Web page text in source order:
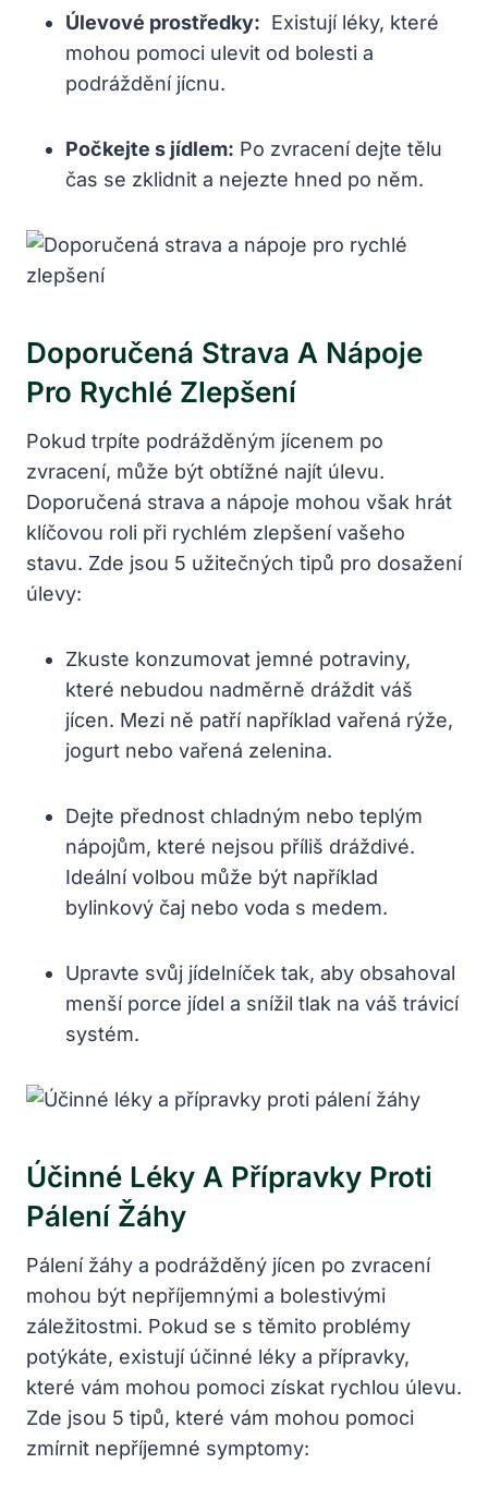
Úlevové ​prostředky: ‍ Existují léky, které
mohou pomoci ulevit od bolesti a
podráždění jícnu.
Počkejte s​ jídlem: Po zvracení dejte tělu
čas se‍ zklidnit a nejezte ‍hned po‌ něm.
Doporučená Strava A Nápoje⁣
Pro ⁤rychlé Zlepšení
Pokud‌ trpíte podrážděným ⁢jícenem⁢ po
zvracení,⁣ může ‌být obtížné najít úlevu. ​
Doporučená strava a nápoje mohou však hrát
klíčovou roli při⁣ rychlém zlepšení vašeho
stavu. Zde⁤ jsou‌ 5 užitečných tipů⁣ pro dosažení
úlevy:
Zkuste konzumovat jemné potraviny,
které nebudou nadměrně ⁢dráždit váš
jícen. ​Mezi ně patří například vařená rýže,
jogurt nebo vařená zelenina.
Dejte přednost chladným nebo teplým
nápojům, které nejsou příliš‍ dráždivé.
Ideální volbou může‍ být například
bylinkový čaj nebo voda ‌s medem.
Upravte ‍svůj jídelníček tak, aby obsahoval‌
menší porce jídel ⁤a⁢ snížil tlak na ‍váš trávicí
systém.
Účinné Léky A Přípravky⁢ Proti
Pálení Žáhy
Pálení žáhy⁣ a podrážděný jícen po zvracení
mohou být nepříjemnými a bolestivými
záležitostmi. Pokud se s těmito problémy ​
potýkáte, existují účinné léky a⁣ přípravky,
které vám mohou pomoci získat⁣ rychlou úlevu.
Zde jsou 5 tipů, které vám⁣ mohou pomoci
⁤zmírnit nepříjemné⁢ symptomy: